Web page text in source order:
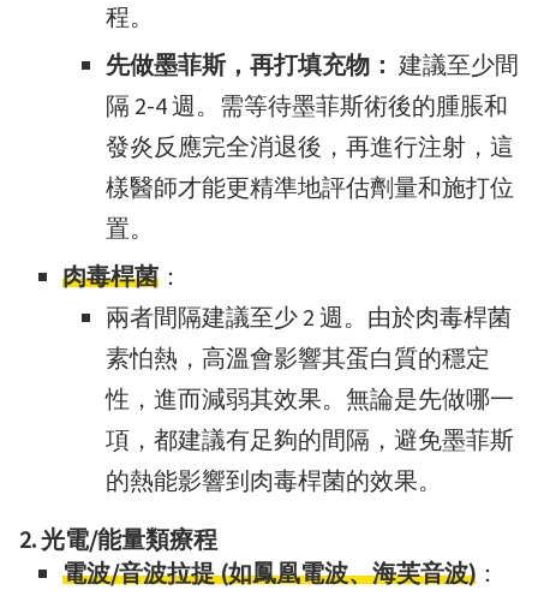
程。
先做墨菲斯，再打填充物： 建議至少間
隔 2-4 週。需等待墨菲斯術後的腫脹和
發炎反應完全消退後，再進行注射，這
樣醫師才能更精準地評估劑量和施打位
置。
肉毒桿菌 ：
兩者間隔建議至少 2 週。由於肉毒桿菌
素怕熱，高溫會影響其蛋白質的穩定
性，進而減弱其效果。無論是先做哪一
項，都建議有足夠的間隔，避免墨菲斯
的熱能影響到肉毒桿菌的效果。
2. 光電/能量類療程
電波/音波拉提 (如鳳凰電波、海芙音波) ：